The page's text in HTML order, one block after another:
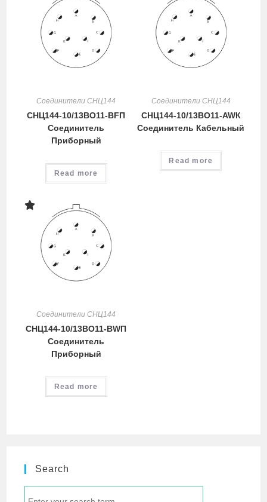
Соединители СНЦ144
СНЦ144-10/13ВО11-BFП
Cоединитель
Приборный
Read more
Соединители СНЦ144
СНЦ144-10/13ВО11-AWК
Cоединитель Кабельный
Read more
Соединители СНЦ144
СНЦ144-10/13ВО11-BWП
Cоединитель
Приборный
Read more
Search